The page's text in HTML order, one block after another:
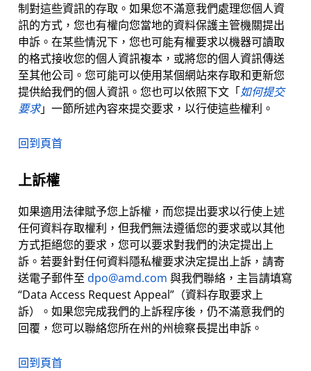
制對這些資訊的存取。如果您不滿意我們處理您個人資
訊的方式，您也有權向您當地的資料保護主管機關提出
申訴。在某些情況下，您也可能有權要求以機器可讀取
的格式接收您的個人資訊複本，或將您的個人資訊傳送
至其他公司。您可能可以使用某個網站來存取和更新您
提供給我們的個人資訊。您也可以依照下文「如何提交
要求」一節所述內容來提交要求，以行使這些權利。
回到頁首
上訴權
如果適用法律賦予您上訴權，而您提出要求以行使上述
任何資料存取權利，但我們無法遵循您的要求或以其他
方式拒絕您的要求，您可以要求對我們的決定提出上
訴。若要針對任何資料隱私權要求決定提出上訴，請寄
送電子郵件至 dpo@amd.com 與我們聯絡，主旨請填寫
“Data Access Request Appeal”（資料存取要求上
訴）。如果您完成我們的上訴程序後，仍不滿意我們的
回覆，您可以聯絡您所在州的州檢察長提出申訴。
回到頁首